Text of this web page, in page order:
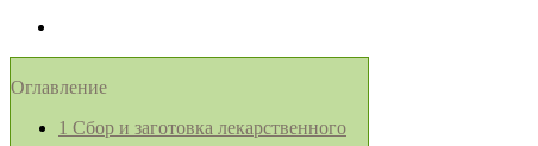
Оглавление
1 Сбор и заготовка лекарственного